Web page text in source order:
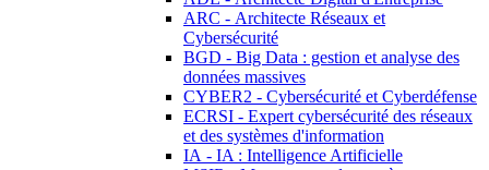
ARC - Architecte Réseaux et
Cybersécurité
BGD - Big Data : gestion et analyse des
données massives
CYBER2 - Cybersécurité et Cyberdéfense
ECRSI - Expert cybersécurité des réseaux
et des systèmes d'information
IA - IA : Intelligence Artificielle